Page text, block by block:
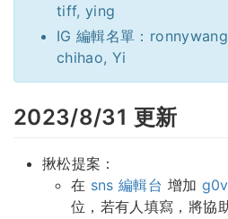
tiff, ying
IG 編輯名單：
chihao, Yi
2023/8/31 更新
揪松提案：
在 sns 編輯台 增加
位，若有人填寫，將協